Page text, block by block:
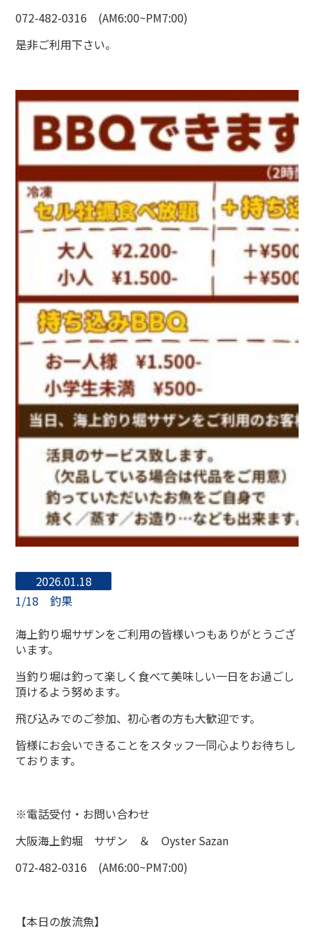
072-482-0316 (AM6:00~PM7:00)
是非ご利用下さい。
2026.01.18
1/18 釣果
海上釣り堀サザンをご利用の皆様いつもありがとうござ
います。
当釣り堀は釣って楽しく食べて美味しい一日をお過ごし
頂けるよう努めます。
飛び込みでのご参加、初心者の方も大歓迎です。
皆様にお会いできることをスタッフ一同心よりお待ちし
ております。
※電話受付・お問い合わせ
大阪海上釣堀 サザン ＆ Oyster Sazan
072-482-0316 (AM6:00~PM7:00)
【本日の放流魚】